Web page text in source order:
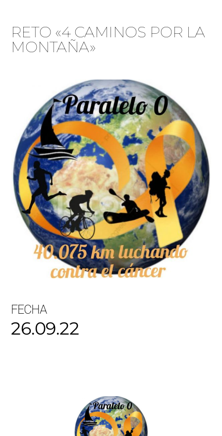
RETO «4 CAMINOS POR LA
MONTAÑA»
FECHA
26.09.22